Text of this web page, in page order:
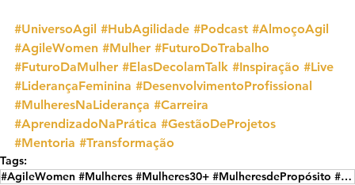
#UniversoAgil #HubAgilidade #Podcast #AlmoçoAgil
#AgileWomen #Mulher #FuturoDoTrabalho
#FuturoDaMulher #ElasDecolamTalk #Inspiração #Live
#LiderançaFeminina #DesenvolvimentoProfissional
#MulheresNaLiderança #Carreira
#AprendizadoNaPrática #GestãoDeProjetos
#Mentoria #Transformação
Tags:
#AgileWomen #Mulheres #Mulheres30+ #MulheresdePropósito #MulheresdeSucesso